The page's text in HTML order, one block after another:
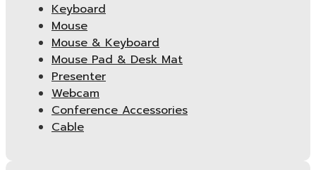
Keyboard
Mouse
Mouse & Keyboard
Mouse Pad & Desk Mat
Presenter
Webcam
Conference Accessories
Cable